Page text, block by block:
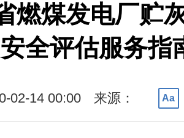
燃煤发电厂贮
安全评估服务指
02-14 00:00 来源： Aa